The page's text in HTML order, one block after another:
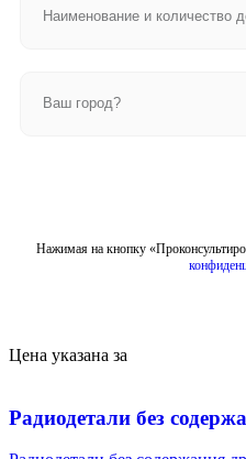
Нажимая на кнопку
Цена указана за
Радиодетали без